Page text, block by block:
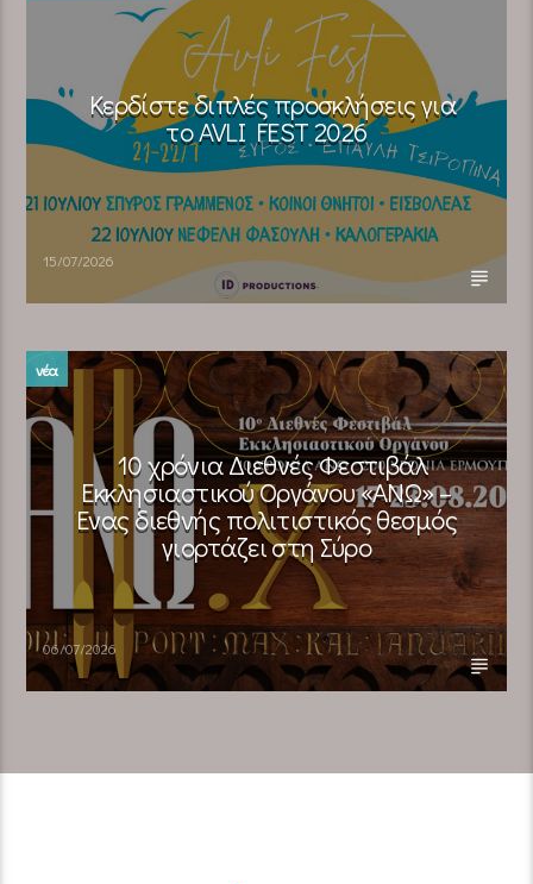
Κερδίστε διπλές προσκλήσεις για
το AVLI FEST 2026
15/07/2026
νέα
10 χρόνια Διεθνές Φεστιβάλ
Εκκλησιαστικού Οργάνου «ΑΝΩ» –
Ένας διεθνής πολιτιστικός θεσμός
γιορτάζει στη Σύρο​
06/07/2026